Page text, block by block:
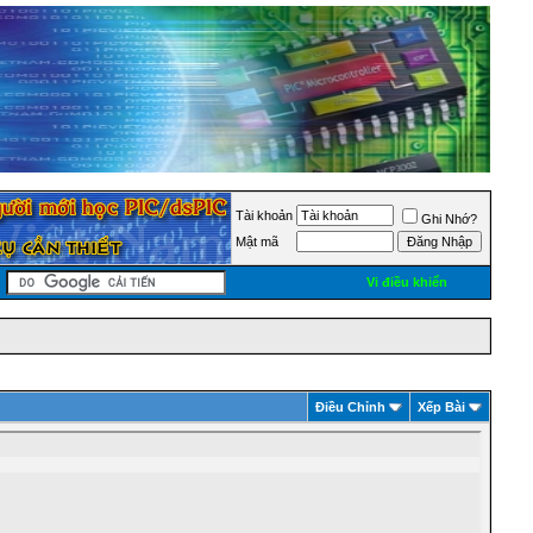
Tài khoản
Ghi Nhớ?
Mật mã
Vi điều khiển
Ðiều Chỉnh Xếp Bài